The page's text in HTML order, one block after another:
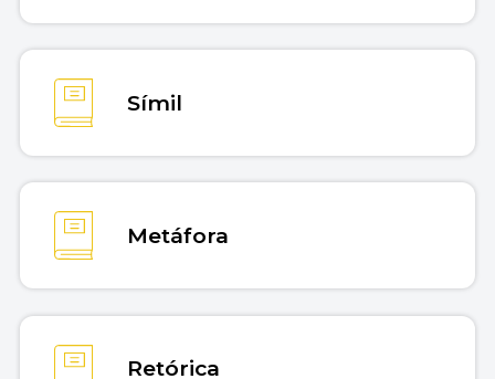
Símil
Metáfora
Retórica